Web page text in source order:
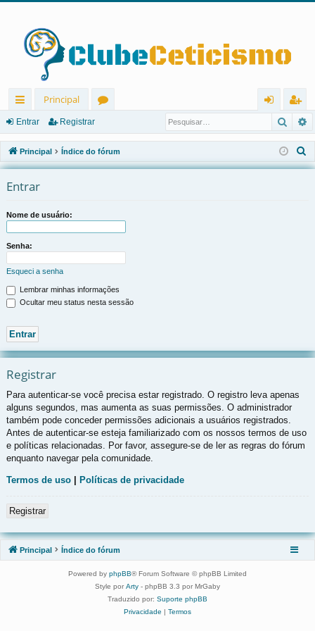
in
ks
rá
pi
os
Principal
u
ns
ra
r
eg
ist
ra
Entrar Registrar
Principal Índice do fórum
e
Entrar
Nome de usuário:
Senha:
Esqueci a senha
Lembrar minhas informações
Ocultar meu status nesta sessão
Registrar
Para autenticar-se você precisa estar registrado. O registro leva apenas
alguns segundos, mas aumenta as suas permissões. O administrador
também pode conceder permissões adicionais a usuários registrados.
Antes de autenticar-se esteja familiarizado com os nossos termos de uso
e políticas relacionadas. Por favor, assegure-se de ler as regras do fórum
enquanto navegar pela comunidade.
Termos de uso Políticas de privacidade
Registrar
Principal Índice do fórum
Powered by phpBB® Forum Software © phpBB Limited
Style por Arty - phpBB 3.3 por MrGaby
Traduzido por: Suporte phpBB
Privacidade | Termos